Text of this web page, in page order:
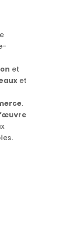
et
et
.